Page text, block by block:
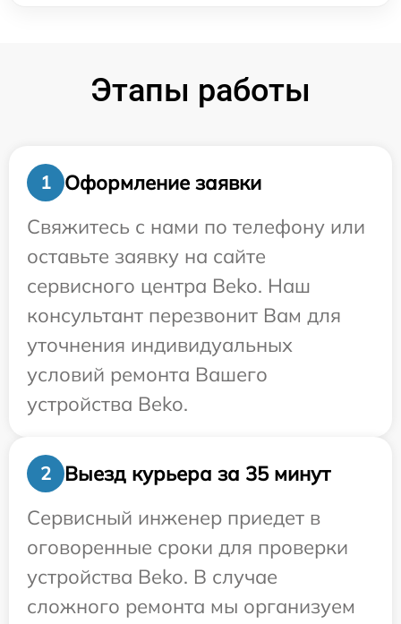
Этапы работы
1
Оформление заявки
Свяжитесь с нами по телефону или
оставьте заявку на сайте
сервисного центра Beko. Наш
консультант перезвонит Вам для
уточнения индивидуальных
условий ремонта Вашего
устройства Beko.
2
Выезд курьера за 35 минут
Сервисный инженер приедет в
оговоренные сроки для проверки
устройства Beko. В случае
сложного ремонта мы организуем